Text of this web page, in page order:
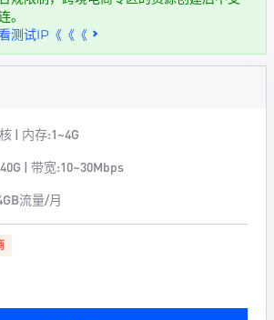
。
测试IP《《《
| 内存:1~4G
| 带宽:10~30Mbps
流量/月